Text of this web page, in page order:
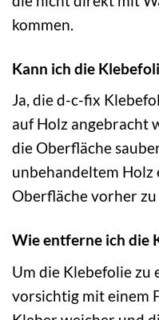
kommen.
Kann ich die
Ja, die d-c-fix
auf Holz angebracht
die Oberfläche
unbehandeltem Holz
Oberfläche vorher
Wie entferne ich die
Um die Klebefolie zu
vorsichtig mit einem